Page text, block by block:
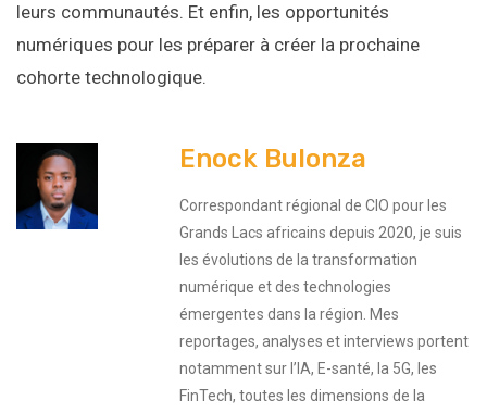
leurs communautés. Et enfin, les opportunités
numériques pour les préparer à créer la prochaine
cohorte technologique.
Enock Bulonza
Correspondant régional de CIO pour les
Grands Lacs africains depuis 2020, je suis
les évolutions de la transformation
numérique et des technologies
émergentes dans la région. Mes
reportages, analyses et interviews portent
notamment sur l’IA, E-santé, la 5G, les
FinTech, toutes les dimensions de la